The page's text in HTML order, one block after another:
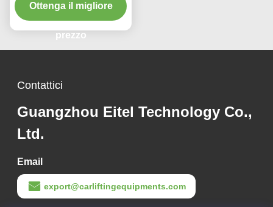
profilo
Ottenga il migliore
prezzo
Contattici
Guangzhou Eitel Technology Co.,
Ltd.
Email
export@carliftingequipments.com